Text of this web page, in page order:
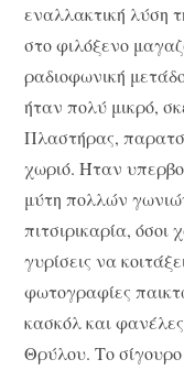
εναλλακτική λύση
στο φιλόξενο
ραδιοφωνική
ήταν πολύ μικρό,
Πλαστήρας,
χωριό. Ήταν
μύτη πολλών
πιτσιρικαρία,
γυρίσεις να
φωτογραφίες
κασκόλ και
Θρύλου. Το